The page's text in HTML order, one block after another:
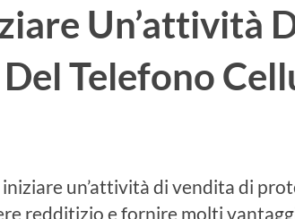
Un’attività
Telefono
un’attività di vendita di
redditizio e fornire molti